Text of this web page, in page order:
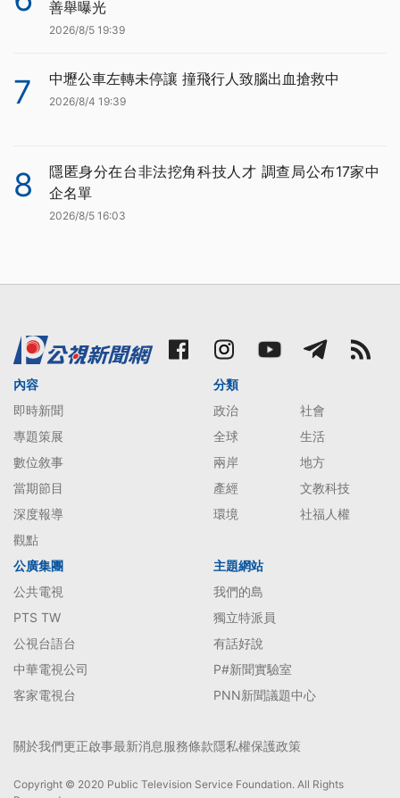
善舉曝光
2026/8/5 19:39
7 中壢公車左轉未停讓 撞飛行人致腦出血搶救中
2026/8/4 19:39
8
隱匿身分在台非法挖角科技人才 調查局公布17家中
企名單
2026/8/5 16:03
內容
即時新聞
專題策展
數位敘事
當期節目
深度報導
觀點
分類
政治
社會
全球
生活
兩岸
地方
產經
文教科技
環境
社福人權
公廣集團
公共電視
PTS TW
公視台語台
中華電視公司
客家電視台
主題網站
我們的島
獨立特派員
有話好說
P#新聞實驗室
PNN新聞議題中心
關於我們更正啟事最新消息服務條款隱私權保護政策
Copyright © 2020 Public Television Service Foundation. All Rights